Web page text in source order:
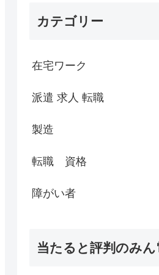
カテゴリー
在宅ワーク
派遣 求人 転職
製造
転職 資格
障がい者
当たると評判のみん